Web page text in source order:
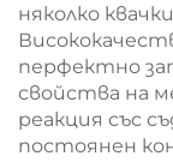
няколко
перфектно
свойства на
реакция със
постоянен